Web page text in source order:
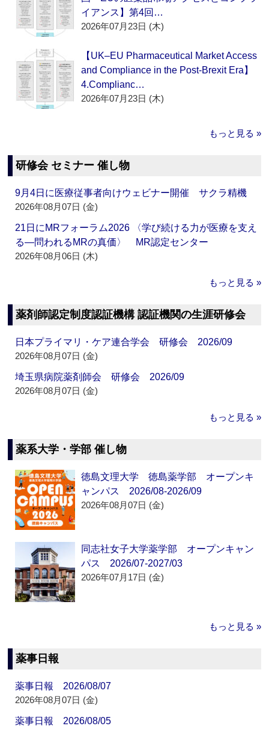
イアンス】第4回…
2026年07月23日 (木)
【UK–EU Pharmaceutical Market Access
and Compliance in the Post-Brexit Era】
4.Complianc…
2026年07月23日 (木)
もっと見る »
研修会 セミナー 催し物
9月4日に医療従事者向けウェビナー開催 サクラ精機
2026年08月07日 (金)
21日にMRフォーラム2026 〈学び続ける力が医療を支え
る―問われるMRの真価〉 MR認定センター
2026年08月06日 (木)
もっと見る »
薬剤師認定制度認証機構 認証機関の生涯研修会
日本プライマリ・ケア連合学会 研修会 2026/09
2026年08月07日 (金)
埼玉県病院薬剤師会 研修会 2026/09
2026年08月07日 (金)
もっと見る »
薬系大学・学部 催し物
徳島文理大学 徳島薬学部 オープンキ
ャンパス 2026/08-2026/09
2026年08月07日 (金)
同志社女子大学薬学部 オープンキャン
パス 2026/07-2027/03
2026年07月17日 (金)
もっと見る »
薬事日報
薬事日報 2026/08/07
2026年08月07日 (金)
薬事日報 2026/08/05